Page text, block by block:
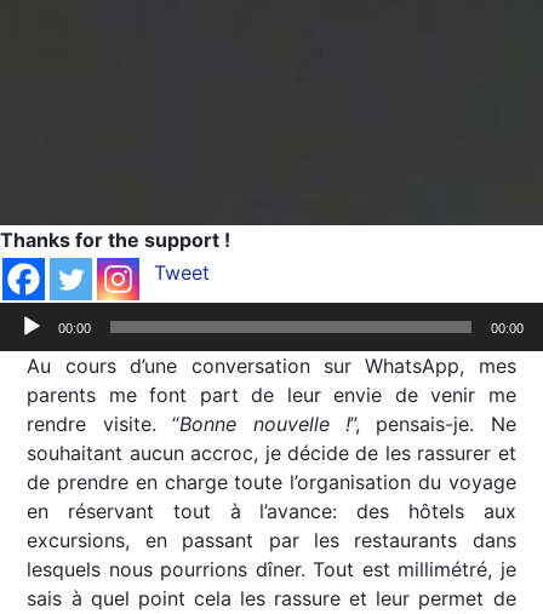
Thanks for the support !
Tweet
Lecteur
audio
00:00 00:00
Au cours d’une conversation sur WhatsApp, mes
parents me font part de leur envie de venir me
rendre visite. “Bonne nouvelle !”, pensais-je. Ne
souhaitant aucun accroc, je décide de les rassurer et
de prendre en charge toute l’organisation du voyage
en réservant tout à l’avance: des hôtels aux
excursions, en passant par les restaurants dans
lesquels nous pourrions dîner. Tout est millimétré, je
sais à quel point cela les rassure et leur permet de